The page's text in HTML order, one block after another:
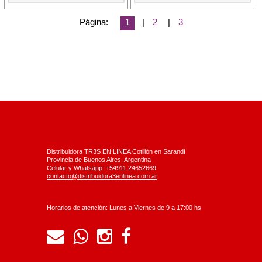
Página: 1 | 2 | 3
Distribuidora TR3S EN LINEA Cotillón en Sarandí
Provincia de Buenos Aires, Argentina
Celular y Whatsapp: +54911 24652669
contacto@distribuidora3enlinea.com.ar
Horarios de atención: Lunes a Viernes de 9 a 17:00 hs